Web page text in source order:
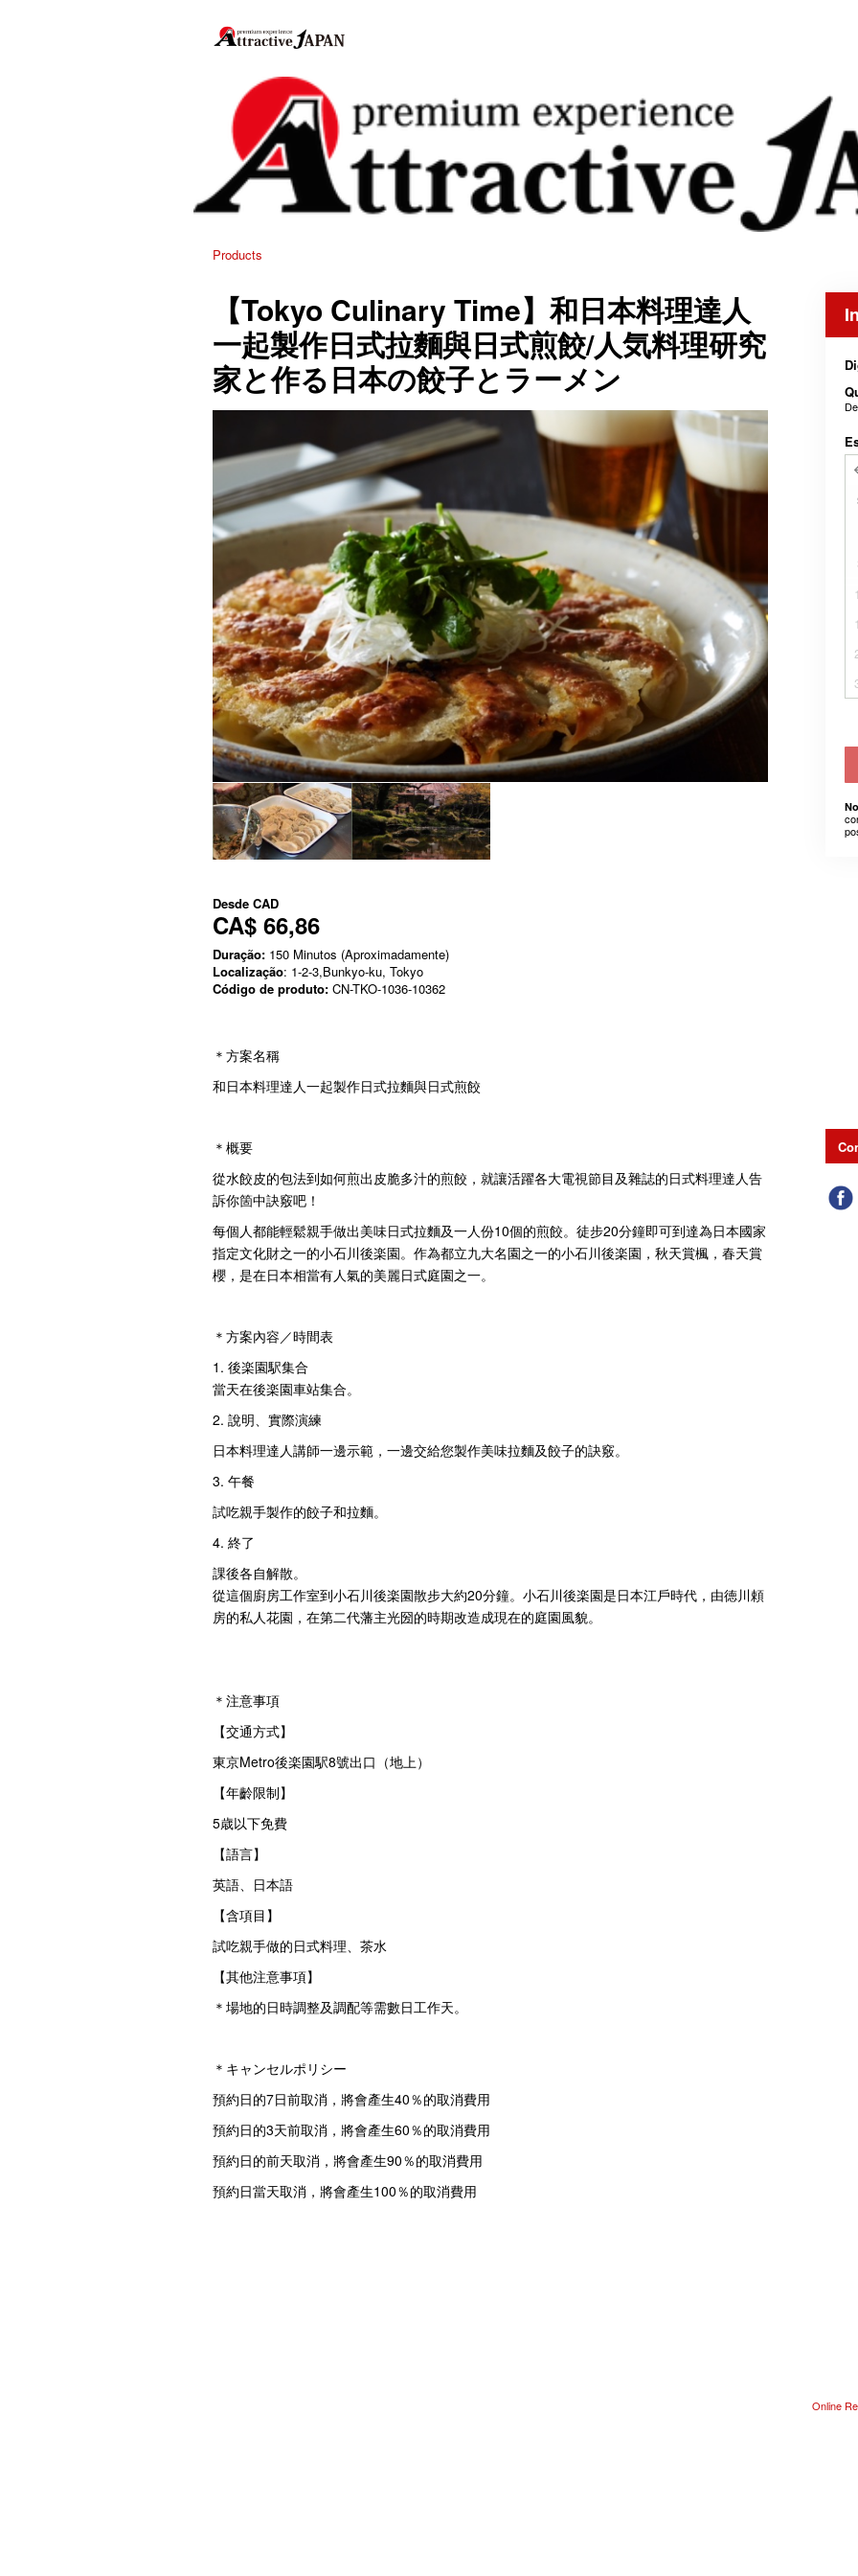
Products
【Tokyo Culinary Time】和日本料理達人
一起製作日式拉麵與日式煎餃/人気料理研究
家と作る日本の餃子とラーメン
Desde CAD
CA$ 66,86
Duração: 150 Minutos (Aproximadamente)
Localização: 1-2-3,Bunkyo-ku, Tokyo
Código de produto: CN-TKO-1036-10362
＊方案名稱
和日本料理達人一起製作日式拉麵與日式煎餃
＊概要
從水餃皮的包法到如何煎出皮脆多汁的煎餃，就讓活躍各大電視節目及雜誌的日式料理達人告
訴你箇中訣竅吧！
每個人都能輕鬆親手做出美味日式拉麵及一人份10個的煎餃。徒步20分鐘即可到達為日本國家
指定文化財之一的小石川後楽園。作為都立九大名園之一的小石川後楽園，秋天賞楓，春天賞
櫻，是在日本相當有人氣的美麗日式庭園之一。
＊方案內容／時間表
1. 後楽園駅集合
當天在後楽園車站集合。
2. 說明、實際演練
日本料理達人講師一邊示範，一邊交給您製作美味拉麵及餃子的訣竅。
3. 午餐
試吃親手製作的餃子和拉麵。
4. 終了
課後各自解散。
從這個廚房工作室到小石川後楽園散步大約20分鐘。小石川後楽園是日本江戶時代，由徳川頼
房的私人花園，在第二代藩主光圀的時期改造成現在的庭園風貌。
＊注意事項
【交通方式】
東京Metro後楽園駅8號出口（地上）
【年齡限制】
5歳以下免費
【語言】
英語、日本語
【含項目】
試吃親手做的日式料理、茶水
【其他注意事項】
＊場地的日時調整及調配等需數日工作天。
＊キャンセルポリシー
預約日的7日前取消，將會產生40％的取消費用
預約日的3天前取消，將會產生60％的取消費用
預約日的前天取消，將會產生90％的取消費用
預約日當天取消，將會產生100％的取消費用
Online